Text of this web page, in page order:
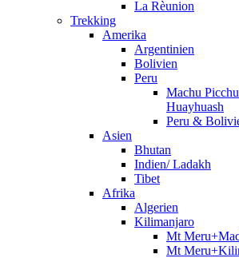
La Rèunion
Trekking
Amerika
Argentinien
Bolivien
Peru
Machu
Huayhuash
Peru &
Asien
Bhutan
Indien/ Ladakh
Tibet
Afrika
Algerien
Kilimanjaro
Mt
Mt